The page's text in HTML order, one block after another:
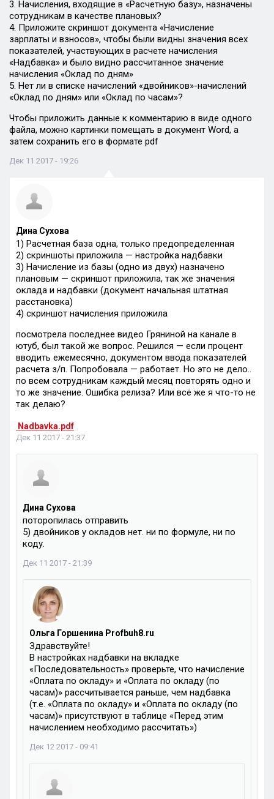
3. Начисления, входящие в «Расчетную базу», назначены
сотрудникам в качестве плановых?
4. Приложите скриншот документа «Начисление
зарплаты и взносов», чтобы были видны значения всех
показателей, участвующих в расчете начисления
«Надбавка» и было видно рассчитанное значение
начисления «Оклад по дням»
5. Нет ли в списке начислений «двойников»-начислений
«Оклад по дням» или «Оклад по часам»?
Чтобы приложить данные к комментарию в виде одного
файла, можно картинки помещать в документ Word, а
затем сохранить его в формате pdf
Дек 11 2017 - 19:26
Дина Сухова
1) Расчетная база одна, только предопределенная
2) скриншоты приложила — настройка надбавки
3) Начисление из базы (одно из двух) назначено
плановым — скриншот приложила, так же значения
оклада и надбавки (документ начальная штатная
расстановка)
4) скриншот начисления приложила
посмотрела последнее видео Гряниной на канале в
ютуб, был такой же вопрос. Решился — если процент
вводить ежемесячно, документом ввода показателей
расчета з/п. Попробовала — работает. Но это не дело..
по всем сотрудникам каждый месяц повторять одно и
то же значение. Ошибка релиза? Или всё же я что-то не
так делаю?
Nadbavka.pdf
Дек 11 2017 - 21:37
Дина Сухова
поторопилась отправить
5) двойников у окладов нет. ни по формуле, ни по
коду.
Дек 11 2017 - 21:39
Ольга Горшенина Profbuh8.ru
Здравствуйте!
В настройках надбавки на вкладке
«Последовательность» проверьте, что начисление
«Оплата по окладу» и «Оплата по окладу (по
часам)» рассчитывается раньше, чем надбавка
(т.е. «Оплата по окладу» и «Оплата по окладу (по
часам)» присутствуют в таблице «Перед этим
начислением необходимо рассчитать»)
Дек 12 2017 - 09:41